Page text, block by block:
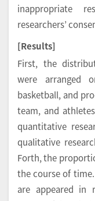
inappropriate
researchers’
[Results]
First, the
were arranged
basketball, and
team, and
quantitative
qualitative
Forth, the
the course of
are appeared in